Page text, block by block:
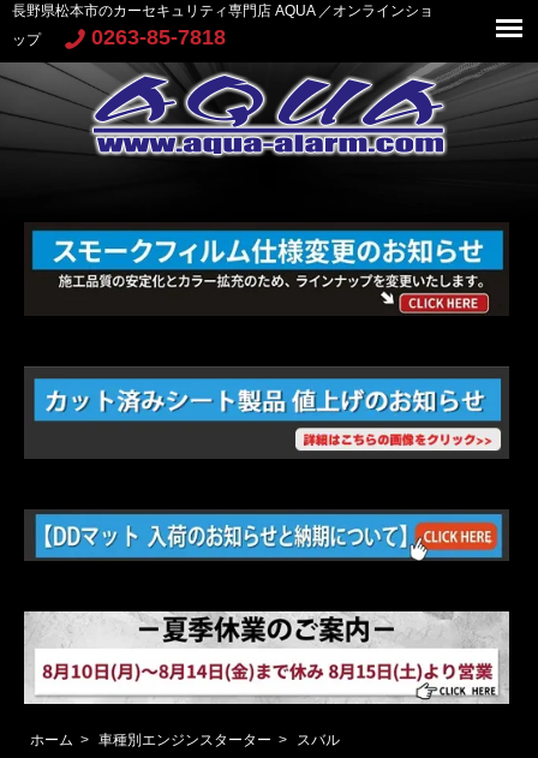
長野県松本市のカーセキュリティ専門店 AQUA ／オンラインショ
ップ
0263-85-7818
ホーム > 車種別エンジンスターター >
スバル